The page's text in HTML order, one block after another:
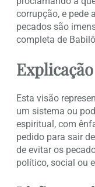
corrupção, e pede
pecados são
completa de
Esta visão
um sistema ou
espiritual, com
pedido para sair
de evitar os
político, social ou